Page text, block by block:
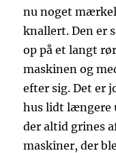
nu noget
knallert. Den er
op på et langt
maskinen og
efter sig. Det er
hus lidt længere
der altid grines
maskiner, der